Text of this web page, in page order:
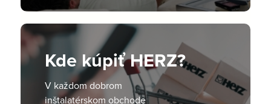
Kde kúpiť HERZ?
V každom dobrom
inštalatérskom obchode